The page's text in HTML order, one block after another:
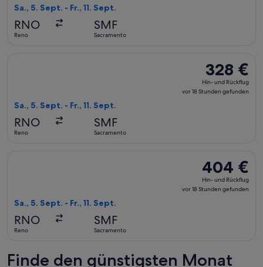
Sa., 5. Sept. - Fr., 11. Sept.
RNO
Reno
SMF
Sacramento
328 €
Hin-
und
328 €
Hin- und Rückflug
vor 18 Stunden gefunden
Sa., 5. Sept. - Fr., 11. Sept.
RNO
Reno
SMF
Sacramento
404 €
Hin-
und
404 €
Hin- und Rückflug
vor 18 Stunden gefunden
Sa., 5. Sept. - Fr., 11. Sept.
RNO
Reno
SMF
Sacramento
Finde den günstigsten Monat